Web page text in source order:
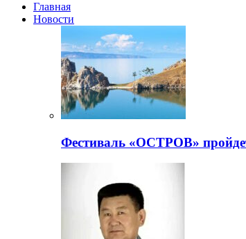
Главная
Новости
Фестиваль «ОСТРОВ»